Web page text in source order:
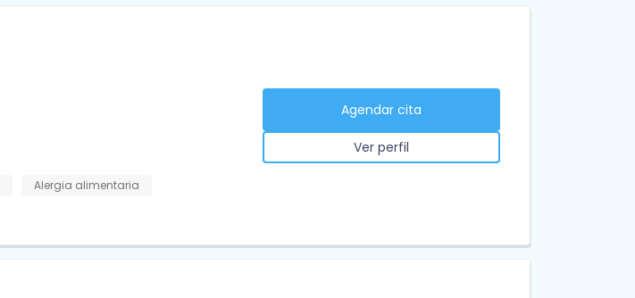
Alergia alimentaria
Agendar cita
Ver perfil